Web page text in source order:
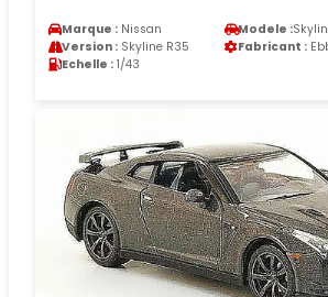
Marque : Nissan Modele :
Version : Skyline R35 Fabricant :
Echelle : 1/43